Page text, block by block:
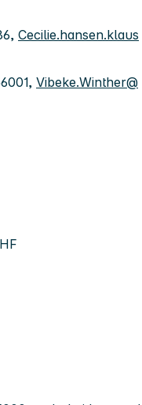
Cecilie.hansen.klaus
Vibeke.Winther@